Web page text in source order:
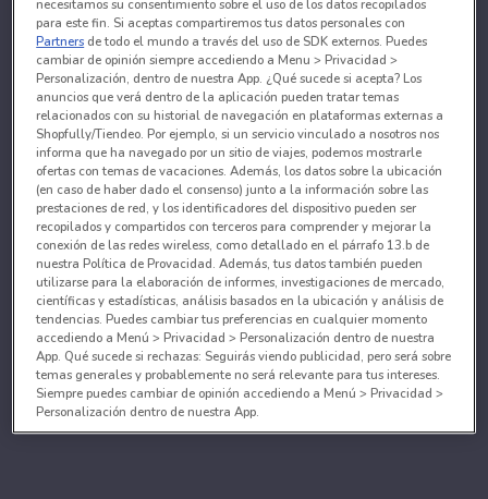
necesitamos su consentimiento sobre el uso de los datos recopilados
para este fin. Si aceptas compartiremos tus datos personales con
Partners de todo el mundo a través del uso de SDK externos. Puedes
cambiar de opinión siempre accediendo a Menu > Privacidad >
Personalización, dentro de nuestra App. ¿Qué sucede si acepta? Los
anuncios que verá dentro de la aplicación pueden tratar temas
relacionados con su historial de navegación en plataformas externas a
Shopfully/Tiendeo. Por ejemplo, si un servicio vinculado a nosotros nos
informa que ha navegado por un sitio de viajes, podemos mostrarle
ofertas con temas de vacaciones. Además, los datos sobre la ubicación
(en caso de haber dado el consenso) junto a la información sobre las
prestaciones de red, y los identificadores del dispositivo pueden ser
recopilados y compartidos con terceros para comprender y mejorar la
conexión de las redes wireless, como detallado en el párrafo 13.b de
nuestra Política de Provacidad. Además, tus datos también pueden
utilizarse para la elaboración de informes, investigaciones de mercado,
científicas y estadísticas, análisis basados en la ubicación y análisis de
tendencias. Puedes cambiar tus preferencias en cualquier momento
accediendo a Menú > Privacidad > Personalización dentro de nuestra
App. Qué sucede si rechazas: Seguirás viendo publicidad, pero será sobre
temas generales y probablemente no será relevante para tus intereses.
Siempre puedes cambiar de opinión accediendo a Menú > Privacidad >
Personalización dentro de nuestra App.